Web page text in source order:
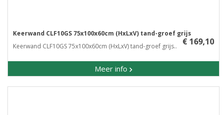
Keerwand CLF10GS 75x100x60cm (HxLxV) tand-groef grijs
Keerwand CLF10GS 75x100x60cm (HxLxV) tand-groef grijs..
Meer info
€ 169,10